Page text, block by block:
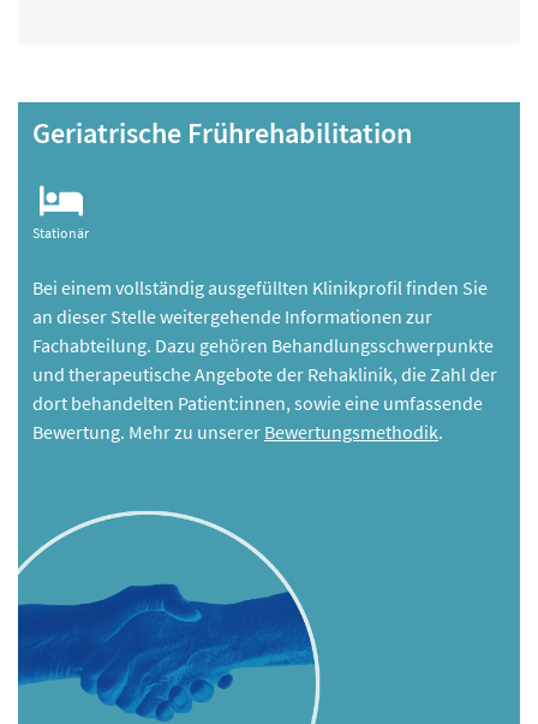
Geriatrische Frührehabilitation
Stationär
Bei einem vollständig ausgefüllten Klinikprofil finden Sie
an dieser Stelle weitergehende Informationen zur
Fachabteilung. Dazu gehören Behandlungsschwerpunkte
und therapeutische Angebote der Rehaklinik, die Zahl der
dort behandelten Patient:innen, sowie eine umfassende
Bewertung. Mehr zu unserer Bewertungsmethodik.